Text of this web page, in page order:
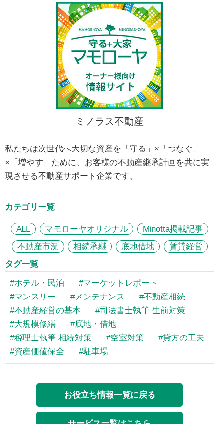
ミノラス不動産
私たちは次世代へ大切な資産を「守る」×「つなぐ」
×「増やす」ために、お客様の不動産継承計画を共に実
現させる不動産サポート企業です。
カテゴリ一覧
ALL マモローヤオリジナル
Minotta掲載記事
不動産市況
相続承継 底地借地
賃貸経営
タグ一覧
ホテル・民泊
マーケットレポート
マンスリー
メンテナンス
不動産相続
不動産経営の基本
司法書士執筆 生前対策
大規模修繕
底地・借地
税理士執筆 相続対策
空室対策
貸方の工夫
資産価値保全
駐車場
お役立ち情報一覧に戻る